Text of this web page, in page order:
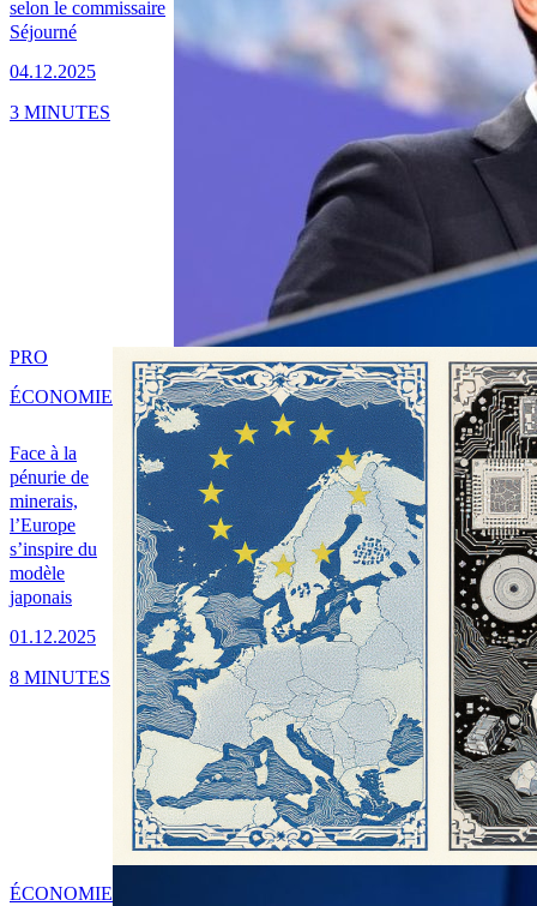
selon le commissaire
Séjourné
04.12.2025
3 MINUTES
Face à la
pénurie de
minerais,
l’Europe
s’inspire du
modèle
japonais
01.12.2025
PRO
ÉCONOMIE
8 MINUTES
ÉCONOMIE